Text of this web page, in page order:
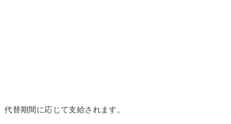
替期間に応じて支給されます。